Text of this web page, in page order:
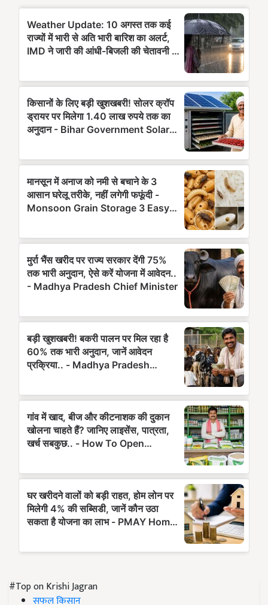
#Top on Krishi Jagran
सफल किसान